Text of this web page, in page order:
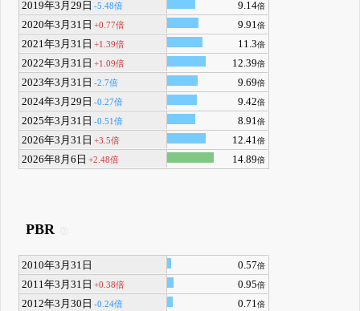
2019年3月29日 -5.48倍 9.14倍
2020年3月31日 +0.77倍 9.91倍
2021年3月31日 +1.39倍 11.3倍
2022年3月31日 +1.09倍 12.39倍
2023年3月31日 -2.7倍 9.69倍
2024年3月29日 -0.27倍 9.42倍
2025年3月31日 -0.51倍 8.91倍
2026年3月31日 +3.5倍 12.41倍
2026年8月6日 +2.48倍 14.89倍
PBR
2010年3月31日 0.57倍
2011年3月31日 +0.38倍 0.95倍
2012年3月30日 -0.24倍 0.71倍